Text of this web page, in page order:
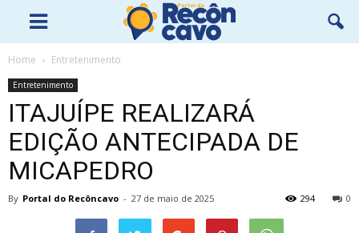
Home Entretenimento
Entretenimento
ITAJUÍPE REALIZARÁ
EDIÇÃO ANTECIPADA DE
MICAPEDRO
By Portal do Recôncavo - 27 de maio de 2025 0
294